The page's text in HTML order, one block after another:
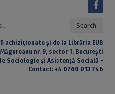
Search
achiziționate și de la Librăria EUB
nr. 9, sector 1, București
Sociologie și Asistență Socială -
Contact: +4 0760 013 746